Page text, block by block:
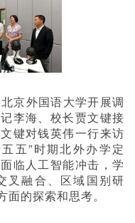
京外国语大学开展调
李海、校长贾文键接
键对钱英伟一行来访
五”时期北外办学定
临人工智能冲击，学
叉融合、区域国别研
的探索和思考。